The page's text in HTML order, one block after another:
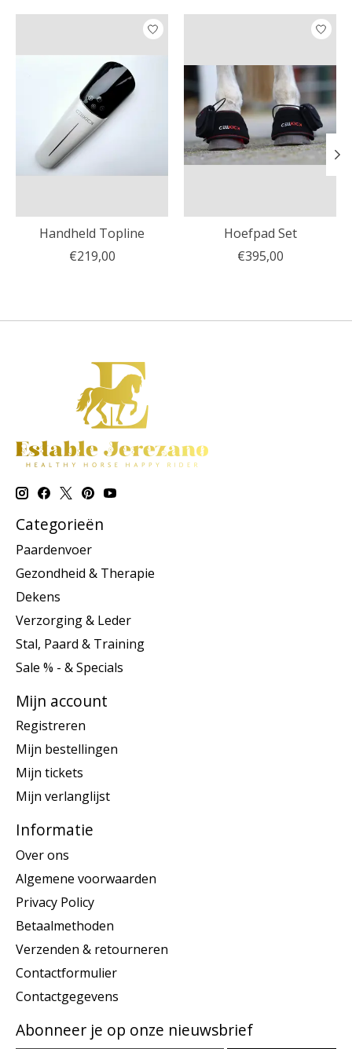
Items van productcarrousel
Handheld Topline
€219,00
Hoefpad Set
€395,00
Categorieën
Paardenvoer
Gezondheid & Therapie
Dekens
Verzorging & Leder
Stal, Paard & Training
Sale % - & Specials
Mijn account
Registreren
Mijn bestellingen
Mijn tickets
Mijn verlanglijst
Informatie
Over ons
Algemene voorwaarden
Privacy Policy
Betaalmethoden
Verzenden & retourneren
Contactformulier
Contactgegevens
Abonneer je op onze nieuwsbrief